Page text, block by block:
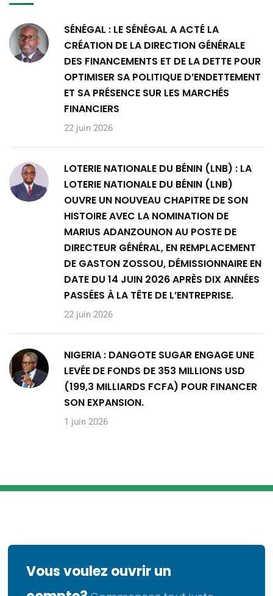
SÉNÉGAL : LE SÉNÉGAL A ACTÉ LA
CRÉATION DE LA DIRECTION GÉNÉRALE
DES FINANCEMENTS ET DE LA DETTE POUR
OPTIMISER SA POLITIQUE D’ENDETTEMENT
ET SA PRÉSENCE SUR LES MARCHÉS
FINANCIERS
22 juin 2026
LOTERIE NATIONALE DU BÉNIN (LNB) : LA
LOTERIE NATIONALE DU BÉNIN (LNB)
OUVRE UN NOUVEAU CHAPITRE DE SON
HISTOIRE AVEC LA NOMINATION DE
MARIUS ADANZOUNON AU POSTE DE
DIRECTEUR GÉNÉRAL, EN REMPLACEMENT
DE GASTON ZOSSOU, DÉMISSIONNAIRE EN
DATE DU 14 JUIN 2026 APRÈS DIX ANNÉES
PASSÉES À LA TÊTE DE L’ENTREPRISE.
22 juin 2026
NIGERIA : DANGOTE SUGAR ENGAGE UNE
LEVÉE DE FONDS DE 353 MILLIONS USD
(199,3 MILLIARDS FCFA) POUR FINANCER
SON EXPANSION.
1 juin 2026
Vous voulez ouvrir un